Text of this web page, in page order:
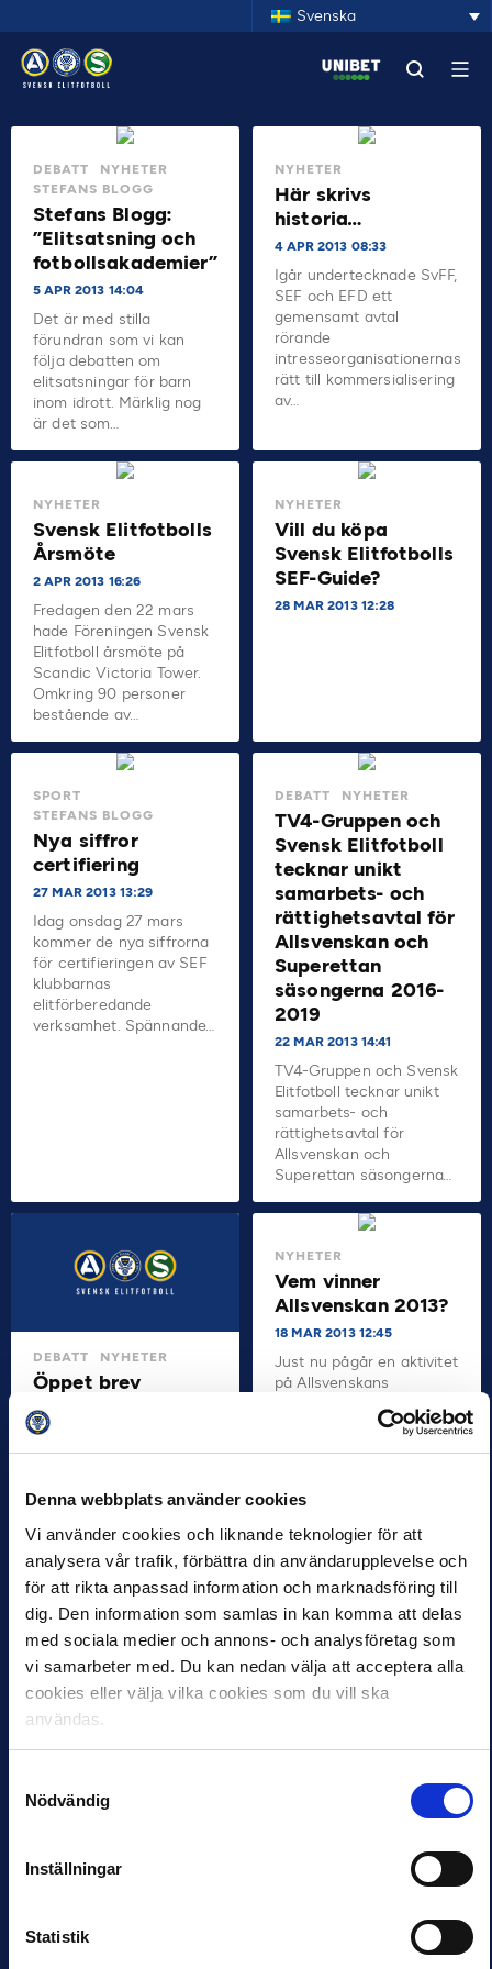
Denna webbplats använder cookies
Vi använder cookies och liknande teknologier för att
analysera vår trafik, förbättra din användarupplevelse och
för att rikta anpassad information och marknadsföring till
dig. Den information som samlas in kan komma att delas
med sociala medier och annons- och analysföretag som
vi samarbeter med. Du kan nedan välja att acceptera alla
cookies eller välja vilka cookies som du vill ska
användas.
Nödvändig
Inställningar
Statistik
Svenska
DEBATT
NYHETER
STEFANS BLOGG
Stefans Blogg:
”Elitsatsning och
fotbollsakademier”
5 APR 2013 14:04
Det är med stilla
förundran som vi kan
följa debatten om
elitsatsningar för barn
inom idrott. Märklig nog
är det som…
NYHETER
Här skrivs
historia…
4 APR 2013 08:33
Igår undertecknade SvFF,
SEF och EFD ett
gemensamt avtal
rörande
intresseorganisationernas
rätt till kommersialisering
av…
NYHETER
Svensk Elitfotbolls
Årsmöte
2 APR 2013 16:26
Fredagen den 22 mars
hade Föreningen Svensk
Elitfotboll årsmöte på
Scandic Victoria Tower.
Omkring 90 personer
bestående av…
NYHETER
Vill du köpa
Svensk Elitfotbolls
SEF-Guide?
28 MAR 2013 12:28
SPORT
STEFANS BLOGG
Nya siffror
certifiering
27 MAR 2013 13:29
Idag onsdag 27 mars
kommer de nya siffrorna
för certifieringen av SEF
klubbarnas
elitförberedande
verksamhet. Spännande…
DEBATT NYHETER
TV4-Gruppen och
Svensk Elitfotboll
tecknar unikt
samarbets- och
rättighetsavtal för
Allsvenskan och
Superettan
säsongerna 2016-
2019
22 MAR 2013 14:41
TV4-Gruppen och Svensk
Elitfotboll tecknar unikt
samarbets- och
rättighetsavtal för
Allsvenskan och
Superettan säsongerna…
DEBATT NYHETER
Öppet brev
angående det
arrangemangsrelaterade
våldet inom
21 MAR 2013 12:19
Björn Eriksson och
Stefan Dellså har
presenterat att gediget
arbete i sitt
slutbetänkande kring våld
och brottslighet i…
NYHETER
Vem vinner
Allsvenskan 2013?
18 MAR 2013 12:45
Just nu pågår en aktivitet
på Allsvenskans
(www.facebook.com/
STEFANS BLOGG
St Georges Park
Jag tillbringade förra
Fotbollsförbunds nya
I…
Håll koll på vad
Allsvenskans officiella